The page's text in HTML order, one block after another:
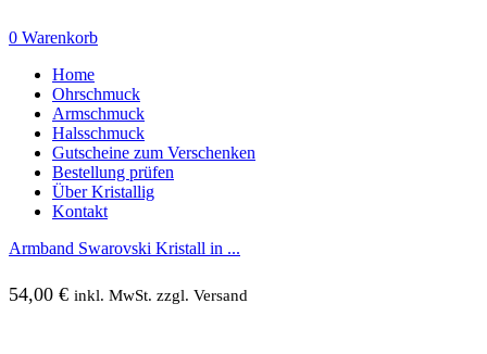
0 Warenkorb
Home
Ohrschmuck
Armschmuck
Halsschmuck
Gutscheine zum Verschenken
Bestellung prüfen
Über Kristallig
Kontakt
Armband Swarovski Kristall in ...
54,00 € inkl. MwSt. zzgl. Versand